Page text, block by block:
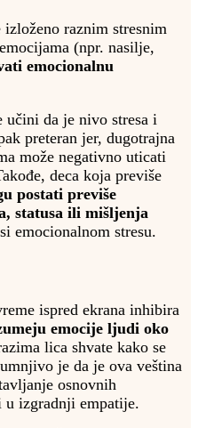
raznim stresnim
(npr. nasilje,
emocionalnu
da je nivo stresa i
preteran jer, dugotrajna
može negativno uticati
deca koja previše
postati previše
statusa ili mišljenja
emocionalnom stresu.
ispred ekrana inhibira
emocije ljudi oko
lica shvate kako se
je da je ova veština
osnovnih
izgradnji empatije.